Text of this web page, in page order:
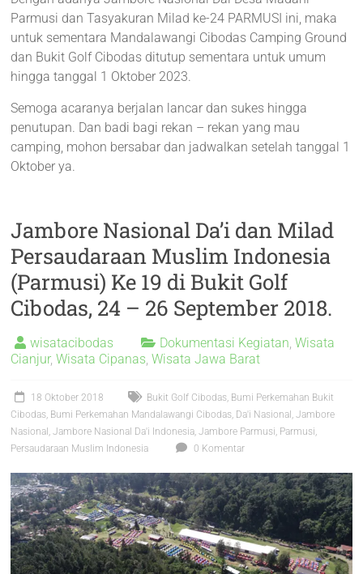
Parmusi dan Tasyakuran Milad ke-24 PARMUSI ini, maka
untuk sementara Mandalawangi Cibodas Camping Ground
dan Bukit Golf Cibodas ditutup sementara untuk umum
hingga tanggal 1 Oktober 2023.
Semoga acaranya berjalan lancar dan sukes hingga
penutupan. Dan badi bagi rekan – rekan yang mau
camping, mohon bersabar dan jadwalkan setelah tanggal 1
Oktober ya.
Jambore Nasional Da’i dan Milad
Persaudaraan Muslim Indonesia
(Parmusi) Ke 19 di Bukit Golf
Cibodas, 24 – 26 September 2018.
wisatacibodas Dokumentasi Kegiatan,Wisata
Cianjur,Wisata Cipanas,Wisata Jawa Barat
18 Oktober 2018 Bukit Golf Cibodas, Bumi Perkemahan Bukit
Cibodas, Bumi Perkemahan Mandalawangi Cibodas, Da'i Nasional ,Jambore
Nasional ,Jambore Nasional Da'i Indonesia,Jambore Parmusi, Parmusi,
Persaudaraan Muslim Indonesia
0 Komentar